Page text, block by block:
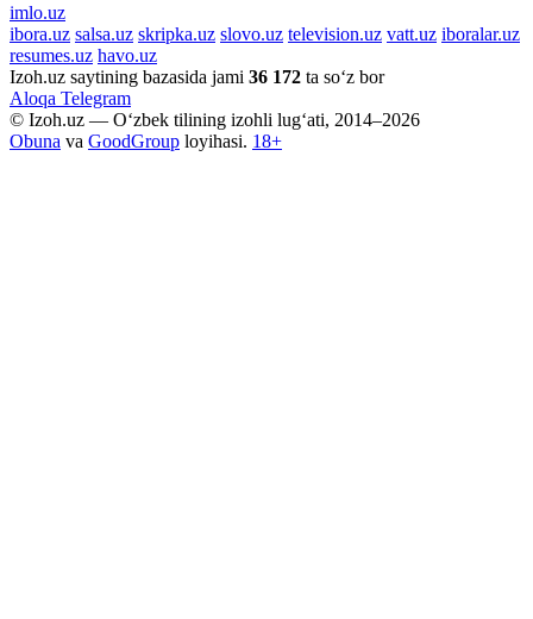
imlo.uz
ibora.uz salsa.uz skripka.uz slovo.uz television.uz vatt.uz iboralar.uz
resumes.uz havo.uz
Izoh.uz saytining bazasida jami 36 172 ta so‘z bor
Aloqa Telegram
© Izoh.uz — O‘zbek tilining izohli lug‘ati, 2014–2026
Obuna va GoodGroup loyihasi. 18+